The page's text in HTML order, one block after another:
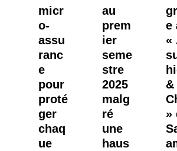
micr
o-
assu
ranc
e
pour
proté
ger
chaq
ue
au
prem
ier
seme
stre
2025
malg
ré
une
haus
e
«
&
»